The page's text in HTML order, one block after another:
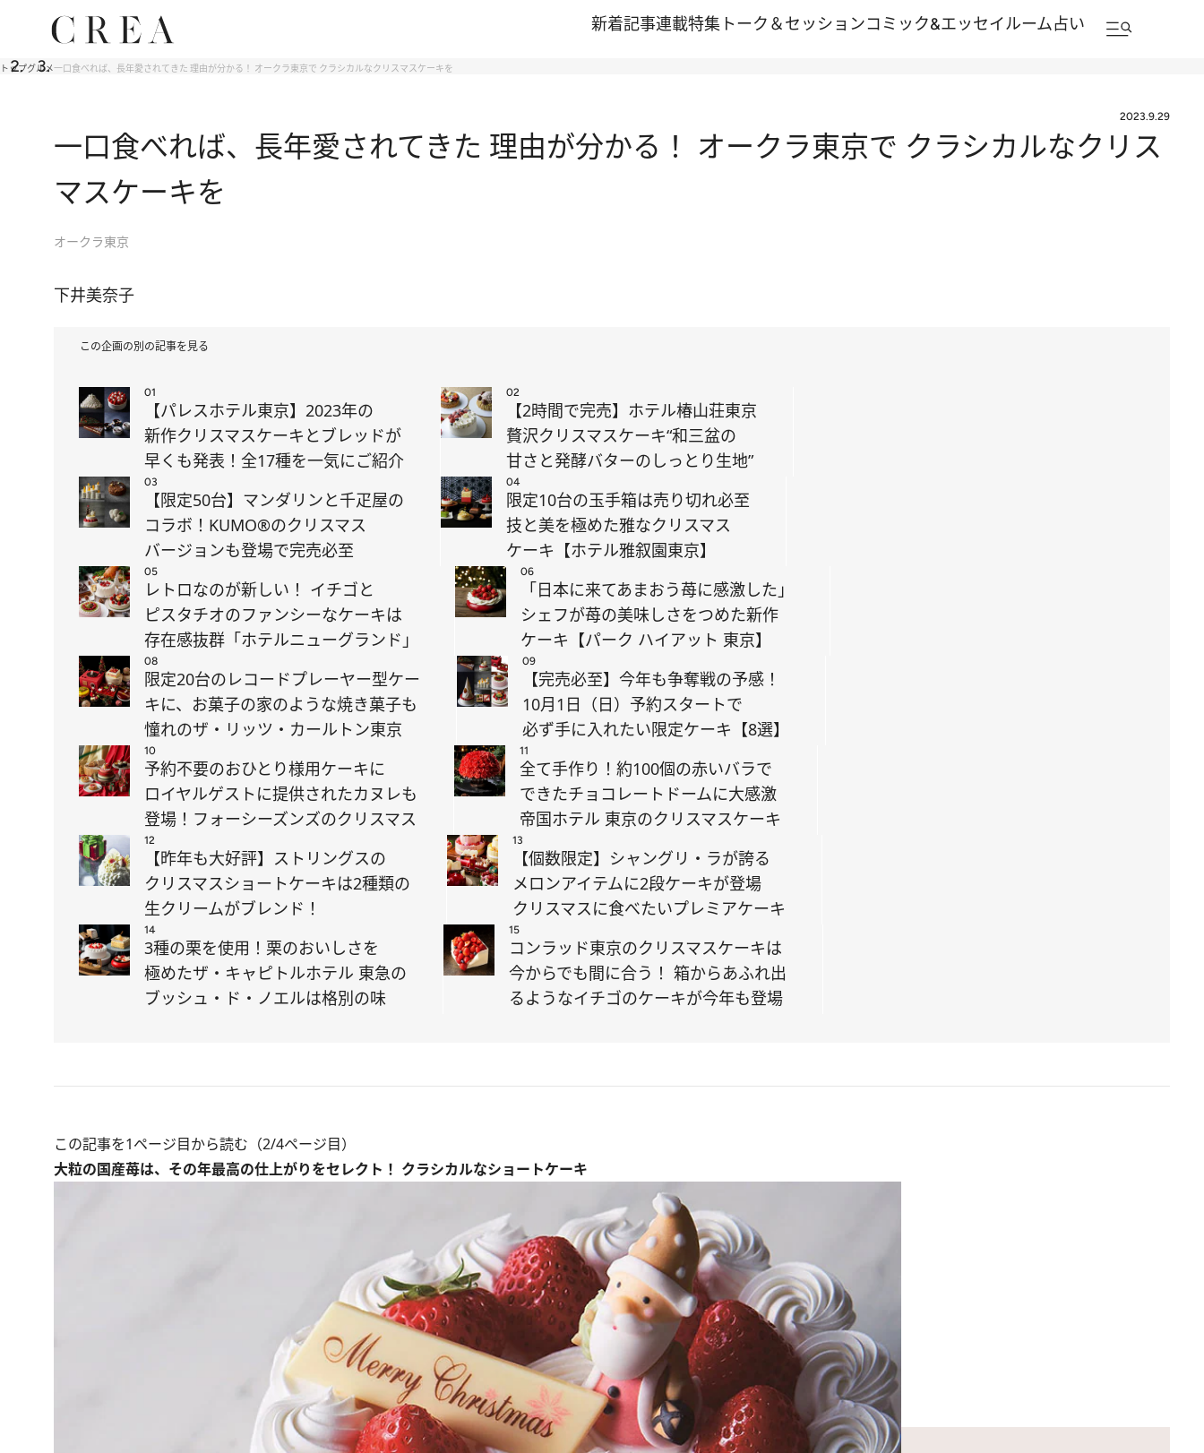
新着記事連載特集 トーク＆セッションコミック&エッセイルーム占い
トップグルメ一口食べれば、長年愛されてきた 理由が分かる！ オークラ東京で クラシカルなクリスマスケーキを
2023.9.29
一口食べれば、長年愛されてきた 理由が分かる！ オークラ東京で クラシカルなクリス
マスケーキを
オークラ東京
下井美奈子
この企画の別の記事を見る
01
【パレスホテル東京】2023年の
新作クリスマスケーキとブレッドが
早くも発表！全17種を一気にご紹介
02
【2時間で完売】ホテル椿山荘東京
贅沢クリスマスケーキ“和三盆の
甘さと発酵バターのしっとり生地”
03
【限定50台】マンダリンと千疋屋の
コラボ！KUMO®のクリスマス
バージョンも登場で完売必至
04
限定10台の玉手箱は売り切れ必至
技と美を極めた雅なクリスマス
ケーキ【ホテル雅叙園東京】
05
レトロなのが新しい！ イチゴと
ピスタチオのファンシーなケーキは
存在感抜群「ホテルニューグランド」
06
「日本に来てあまおう苺に感激した」
シェフが苺の美味しさをつめた新作
ケーキ【パーク ハイアット 東京】
08
限定20台のレコードプレーヤー型ケー
キに、お菓子の家のような焼き菓子も
憧れのザ・リッツ・カールトン東京
09
【完売必至】今年も争奪戦の予感！
10月1日（日）予約スタートで
必ず手に入れたい限定ケーキ【8選】
10
予約不要のおひとり様用ケーキに
ロイヤルゲストに提供されたカヌレも
登場！フォーシーズンズのクリスマス
11
全て手作り！約100個の赤いバラで
できたチョコレートドームに大感激
帝国ホテル 東京のクリスマスケーキ
12
【昨年も大好評】ストリングスの
クリスマスショートケーキは2種類の
生クリームがブレンド！
13
【個数限定】シャングリ・ラが誇る
メロンアイテムに2段ケーキが登場
クリスマスに食べたいプレミアケーキ
14
3種の栗を使用！栗のおいしさを
極めたザ・キャピトルホテル 東急の
ブッシュ・ド・ノエルは格別の味
15
コンラッド東京のクリスマスケーキは
今からでも間に合う！ 箱からあふれ出
るようなイチゴのケーキが今年も登場
この記事を1ページ目から読む（2/4ページ目）
大粒の国産苺は、その年最高の仕上がりをセレクト！ クラシカルなショートケーキ